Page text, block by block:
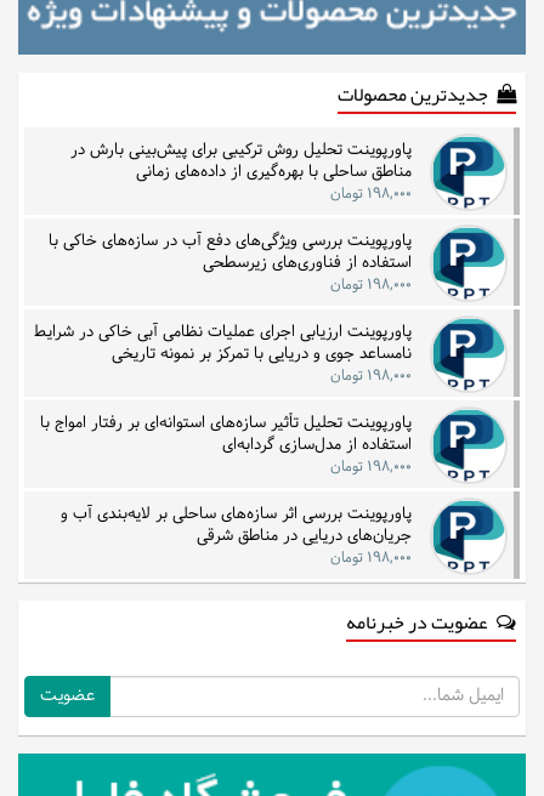
جدیدترین محصولات
پاورپوینت تحلیل روش ترکیبی برای پیش‌بینی بارش در
مناطق ساحلی با بهره‌گیری از داده‌های زمانی
۱۹۸,۰۰۰ تومان
پاورپوینت بررسی ویژگی‌های دفع آب در سازه‌های خاکی با
استفاده از فناوری‌های زیرسطحی
۱۹۸,۰۰۰ تومان
پاورپوینت ارزیابی اجرای عملیات نظامی آبی خاکی در شرایط
نامساعد جوی و دریایی با تمرکز بر نمونه تاریخی
۱۹۸,۰۰۰ تومان
پاورپوینت تحلیل تأثیر سازه‌های استوانه‌ای بر رفتار امواج با
استفاده از مدل‌سازی گردابه‌ای
۱۹۸,۰۰۰ تومان
پاورپوینت بررسی اثر سازه‌های ساحلی بر لایه‌بندی آب و
جریان‌های دریایی در مناطق شرقی
۱۹۸,۰۰۰ تومان
عضویت در خبرنامه
ایمیل